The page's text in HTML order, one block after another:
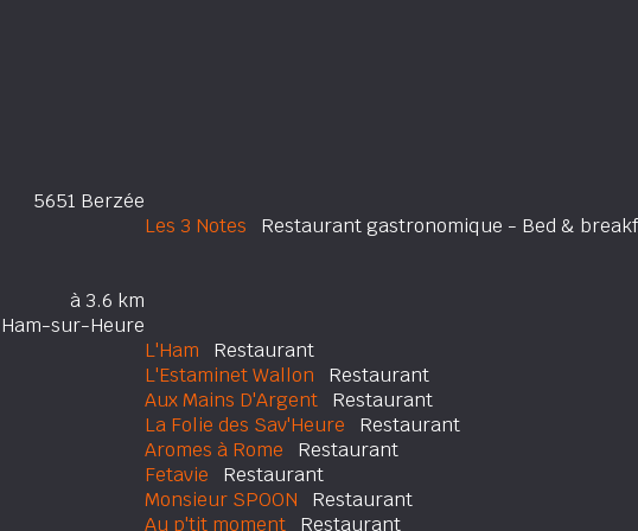
5651 Berzée
Les 3 Notes Restaurant gastronomique - Bed &
à 3.6 km
Ham-sur-Heure
L'Ham Restaurant
L'Estaminet Wallon Restaurant
Aux Mains D'Argent Restaurant
La Folie des Sav'Heure Restaurant
Aromes à Rome Restaurant
Fetavie Restaurant
Monsieur SPOON Restaurant
Au p'tit moment Restaurant